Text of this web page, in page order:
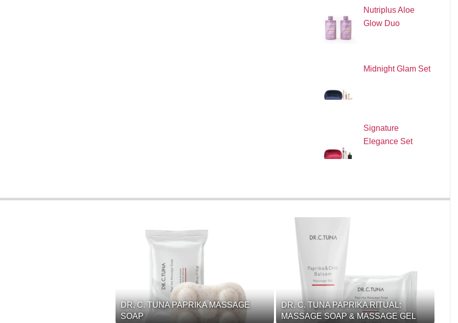
Nutriplus Aloe
Glow Duo
Midnight Glam Set
Signature
Elegance Set
DR. C. TUNA PAPRIKA MASSAGE
SOAP
DR. C. TUNA PAPRIKA RITUAL:
MASSAGE SOAP & MASSAGE GEL